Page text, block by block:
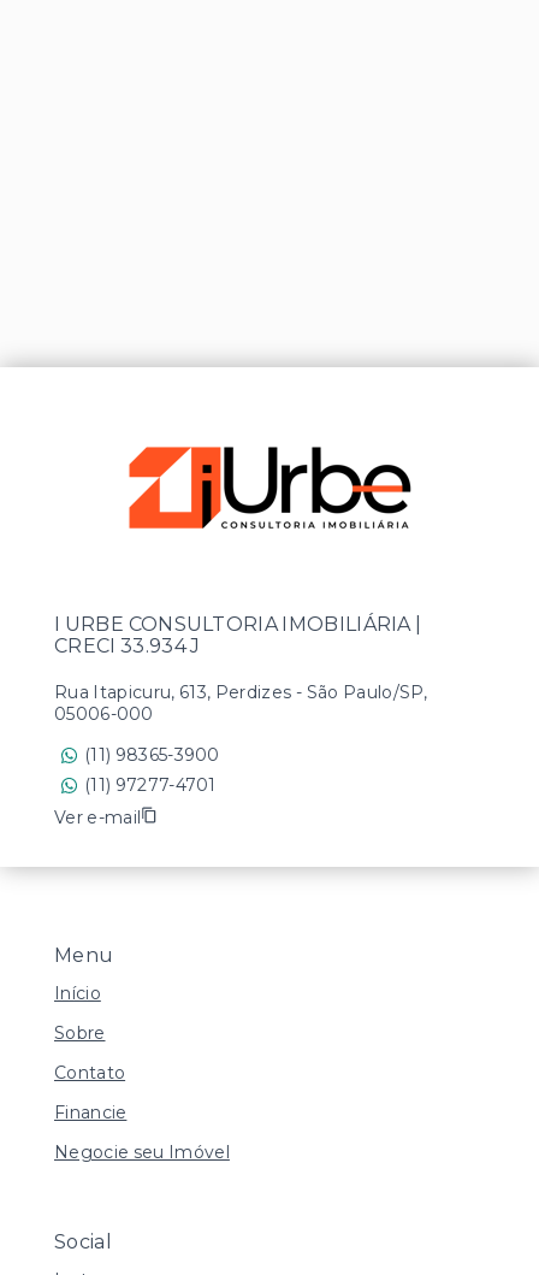
Menu
Início
Sobre
Contato
Financie
Negocie seu Imóvel
Social
I URBE CONSULTORIA IMOBILIÁRIA |
CRECI 33.934 J
Rua Itapicuru, 613, Perdizes - São Paulo/SP,
05006-000
(11) 98365-3900
(11) 97277-4701
Ver e-mail